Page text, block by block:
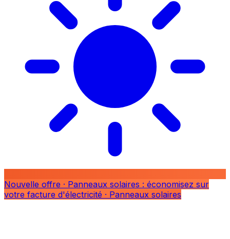
Nouvelle offre · Panneaux solaires : économisez sur
votre facture d'électricité · Panneaux solaires